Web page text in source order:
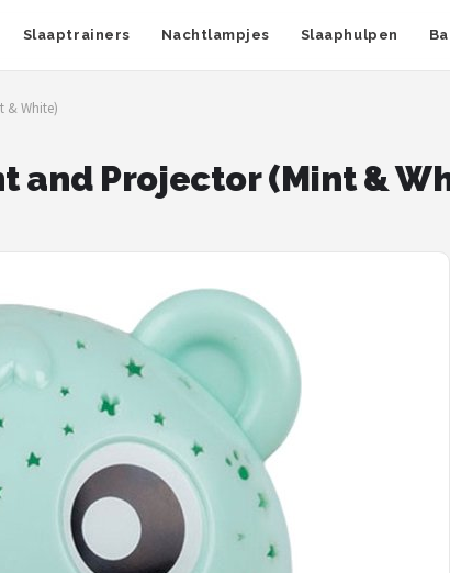
Slaaptrainers Nachtlampjes Slaaphulpen
& White)
and Projector (Mint &